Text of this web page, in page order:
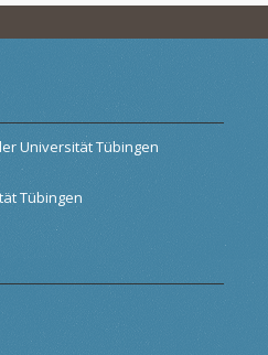
Universität Tübingen
Tübingen